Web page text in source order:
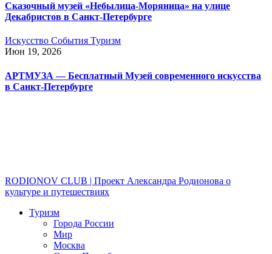
Сказочный музей «Небылица-Моряница» на улице
Декабристов в Санкт-Петербурге
Искусство События Туризм
Июн 19, 2026
АРТМУЗА — Бесплатный Музей современного искусства
в Санкт-Петербурге
RODIONOV CLUB | Проект Александра Родионова о
культуре и путешествиях
Туризм
Города России
Мир
Москва